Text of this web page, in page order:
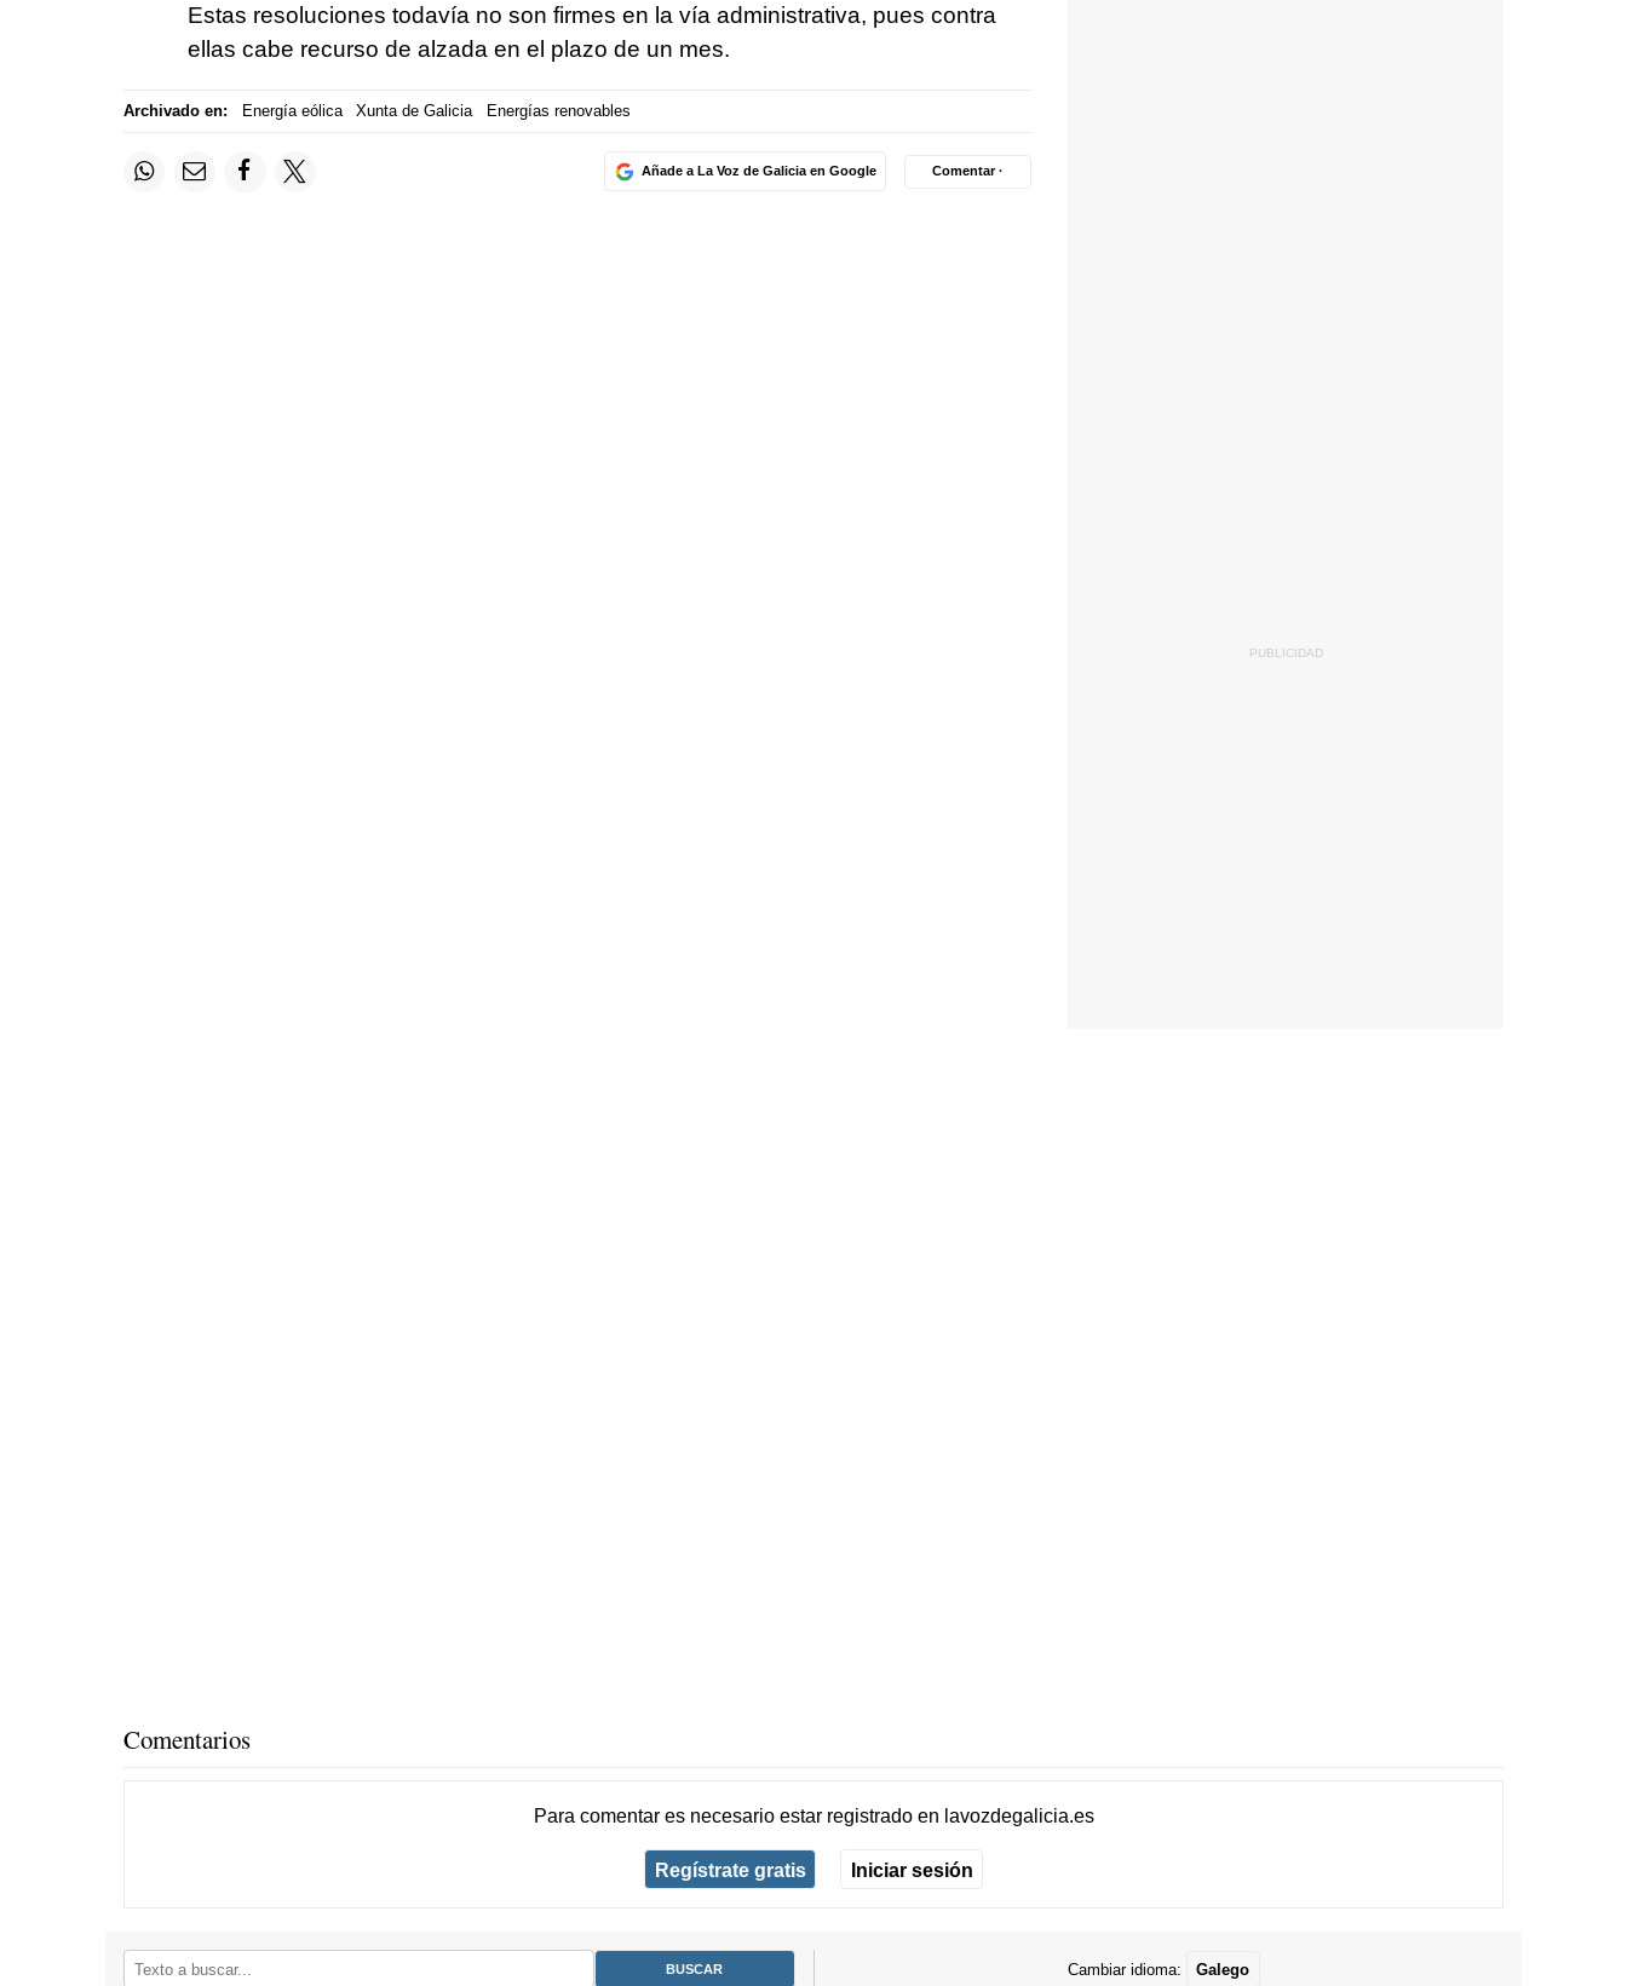
Estas resoluciones todavía no son firmes en la vía administrativa, pues contra
ellas cabe recurso de alzada en el plazo de un mes.
Archivado en: Energía eólica Xunta de Galicia Energías renovables
Añade a La Voz de Galicia en Google Comentar ·
Comentarios
Para comentar es necesario estar registradoen lavozdegalicia.es
Regístrate gratis Iniciar sesión
Cambiar idioma: Galego